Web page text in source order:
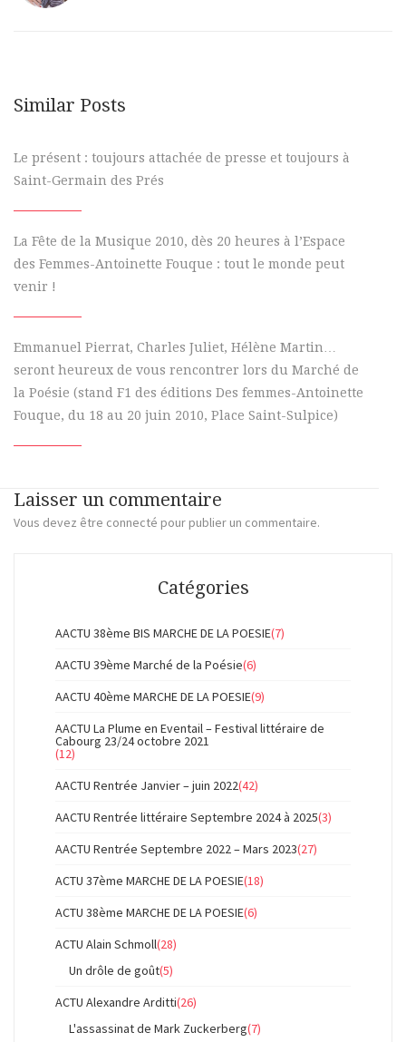
Similar Posts
Le présent : toujours attachée de presse et toujours à
Saint-Germain des Prés
La Fête de la Musique 2010, dès 20 heures à l’Espace
des Femmes-Antoinette Fouque : tout le monde peut
venir !
Emmanuel Pierrat, Charles Juliet, Hélène Martin…
seront heureux de vous rencontrer lors du Marché de
la Poésie (stand F1 des éditions Des femmes-Antoinette
Fouque, du 18 au 20 juin 2010, Place Saint-Sulpice)
Laisser un commentaire
Vous devez être connecté pour publier un commentaire.
Catégories
AACTU 38ème BIS MARCHE DE LA POESIE(7)
AACTU 39ème Marché de la Poésie(6)
AACTU 40ème MARCHE DE LA POESIE(9)
AACTU La Plume en Eventail – Festival littéraire de
Cabourg 23/24 octobre 2021
(12)
AACTU Rentrée Janvier – juin 2022(42)
AACTU Rentrée littéraire Septembre 2024 à 2025(3)
AACTU Rentrée Septembre 2022 – Mars 2023(27)
ACTU 37ème MARCHE DE LA POESIE(18)
ACTU 38ème MARCHE DE LA POESIE(6)
ACTU Alain Schmoll(28)
Un drôle de goût(5)
ACTU Alexandre Arditti(26)
L'assassinat de Mark Zuckerberg(7)